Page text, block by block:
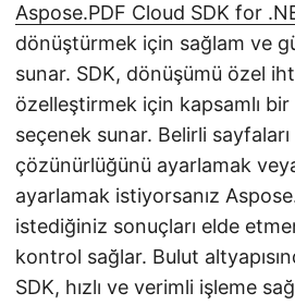
Aspose.PDF Cloud SDK for
dönüştürmek için sağlam ve
sunar. SDK, dönüşümü özel
özelleştirmek için kapsamlı
seçenek sunar. Belirli
çözünürlüğünü ayarlamak
ayarlamak istiyorsanız
istediğiniz sonuçları elde
kontrol sağlar. Bulut
SDK, hızlı ve verimli işleme